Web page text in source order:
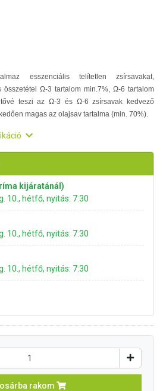
esszenciális telítetlen zsírsavakat,
összetétel Ω-3 tartalom min.7%, Ω-6 tartalom
teszi az Ω-3 és Ω-6 zsírsavak kedvező
magas az olajsav tartalma (min. 70%).
kijáratánál)
10., hétfő, nyitás: 7:30
10., hétfő, nyitás: 7:30
10., hétfő, nyitás: 7:30
rakom